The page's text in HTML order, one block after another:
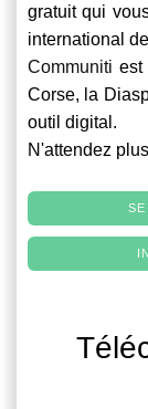
gratuit qui
international
Communiti est
Corse, la
outil digital.
N'attendez